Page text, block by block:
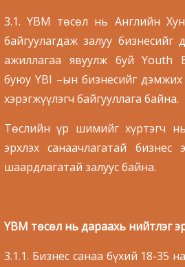
3.1. YBM төсөл нь Английн
байгуулагдаж залуу бизнесийг
ажиллагаа явуулж буй Youth
буюу YBI –ын бизнесийг дэмжих
хэрэгжүүлэгч байгууллага байна.
Төслийн үр шимийг хүртэгч
эрхлэх санаачлагатай бизнес
шаардлагатай залуус байна.
YBM төсөл нь дараахь нийтлэг
3.1.1. Бизнес санаа бүхий 18-35